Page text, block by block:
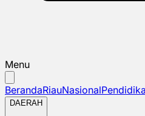
Menu
BerandaRiauNasional
DAERAH